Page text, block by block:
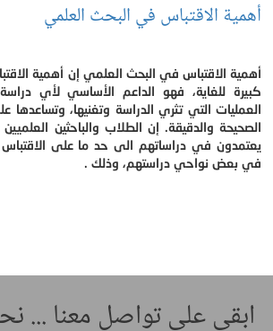
أهمية الاقتباس في البحث العلمي
أهمية الاقتباس في البحث العلمي إن أهمية
كبيرة للغاية، فهو الداعم الأساسي لأي
العمليات التي تثري الدراسة وتغنيها، وتساعدها
الصحيحة والدقيقة. إن الطلاب والباحثين
يعتمدون في دراساتهم الى حد ما على الاقتباس
في بعض نواحي دراستهم، وذلك .
ابقى على تواصل معنا ...